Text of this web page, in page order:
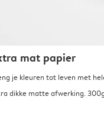
mat papier
je kleuren tot leven met
dikke matte afwerking.